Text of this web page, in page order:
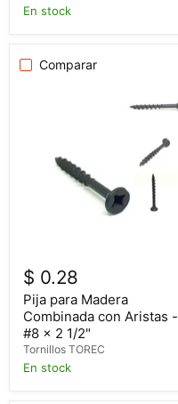
En stock
Comparar
$ 0.28
Pija para Madera
Combinada con Aristas -
#8 x 2 1/2"
Tornillos TOREC
En stock